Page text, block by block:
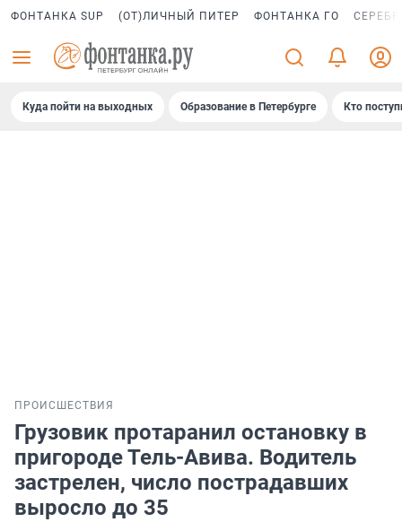
ФОНТАНКА SUP (ОТ)ЛИЧНЫЙ ПИТЕР ФОНТАНКА ГО
Куда пойти на выходных Образование в Петербурге Кто
ПРОИСШЕСТВИЯ
Грузовик протаранил остановку в
пригороде Тель-Авива. Водитель
застрелен, число пострадавших
выросло до 35